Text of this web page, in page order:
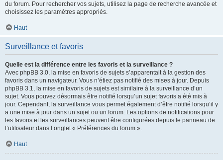
du forum. Pour rechercher vos sujets, utilisez la page de recherche avancée et
choisissez les paramètres appropriés.
Haut
Surveillance et favoris
Quelle est la différence entre les favoris et la surveillance ?
Avec phpBB 3.0, la mise en favoris de sujets s’apparentait à la gestion des
favoris dans un navigateur. Vous n’étiez pas notifié des mises à jour. Depuis
phpBB 3.1, la mise en favoris de sujets est similaire à la surveillance d’un
sujet. Vous pouvez désormais être notifié lorsqu’un sujet favoris a été mis à
jour. Cependant, la surveillance vous permet également d’être notifié lorsqu’il y
a une mise à jour dans un sujet ou un forum. Les options de notifications pour
les favoris et les surveillances peuvent être configurées depuis le panneau de
l’utilisateur dans l’onglet « Préférences du forum ».
Haut